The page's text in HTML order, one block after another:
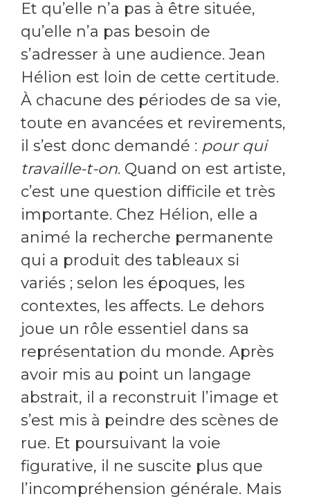
Et qu’elle n’a pas à être située,
qu’elle n’a pas besoin de
s’adresser à une audience. Jean
Hélion est loin de cette certitude.
À chacune des périodes de sa vie,
toute en avancées et revirements,
il s’est donc demandé : pour qui
travaille-t-on. Quand on est artiste,
c’est une question difficile et très
importante. Chez Hélion, elle a
animé la recherche permanente
qui a produit des tableaux si
variés ; selon les époques, les
contextes, les affects. Le dehors
joue un rôle essentiel dans sa
représentation du monde. Après
avoir mis au point un langage
abstrait, il a reconstruit l’image et
s’est mis à peindre des scènes de
rue. Et poursuivant la voie
figurative, il ne suscite plus que
l’incompréhension générale. Mais